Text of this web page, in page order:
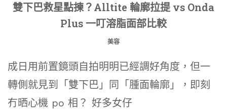
雙下巴救星點揀？Alltite 輪廓拉提 vs Onda
Plus 一叮溶脂面部比較
美容
成日用前置鏡頭自拍明明已經調好角度，但一
轉側就見到「雙下巴」同「腫面輪廓」，即刻
冇晒心機 po 相？ 好多女仔